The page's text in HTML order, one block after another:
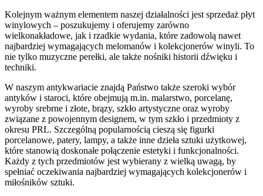
Kolejnym ważnym elementem naszej działalności jest sprzedaż płyt
winylowych – poszukujemy i oferujemy zarówno
wielkonakładowe, jak i rzadkie wydania, które zadowolą nawet
najbardziej wymagających melomanów i kolekcjonerów winyli. To
nie tylko muzyczne perełki, ale także nośniki historii dźwięku i
techniki.
W naszym antykwariacie znajdą Państwo także szeroki wybór
antyków i staroci, które obejmują m.in. malarstwo, porcelanę,
wyroby srebrne i złote, brązy, szkło artystyczne oraz wyroby
związane z powojennym designem, w tym szkło i przedmioty z
okresu PRL. Szczególną popularnością cieszą się figurki
porcelanowe, patery, lampy, a także inne dzieła sztuki użytkowej,
które stanowią doskonałe połączenie estetyki i funkcjonalności.
Każdy z tych przedmiotów jest wybierany z wielką uwagą, by
spełniać oczekiwania najbardziej wymagających kolekcjonerów i
miłośników sztuki.